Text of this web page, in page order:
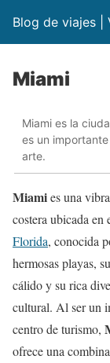
Blog de viajes |
Miami
Miami es la
es un
arte.
Miamies una
costera ubicada en
Florida, conocida
hermosas playas,
cálido y su rica
cultural. Al ser un
centro de turismo,
ofrece una